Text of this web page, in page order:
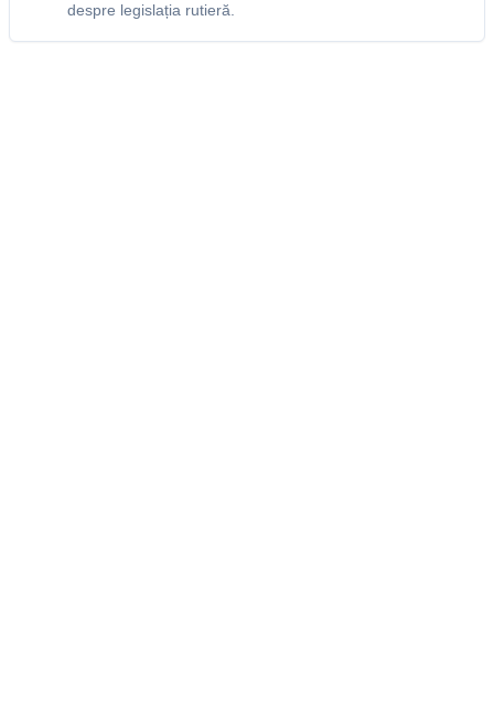
despre legislația rutieră.